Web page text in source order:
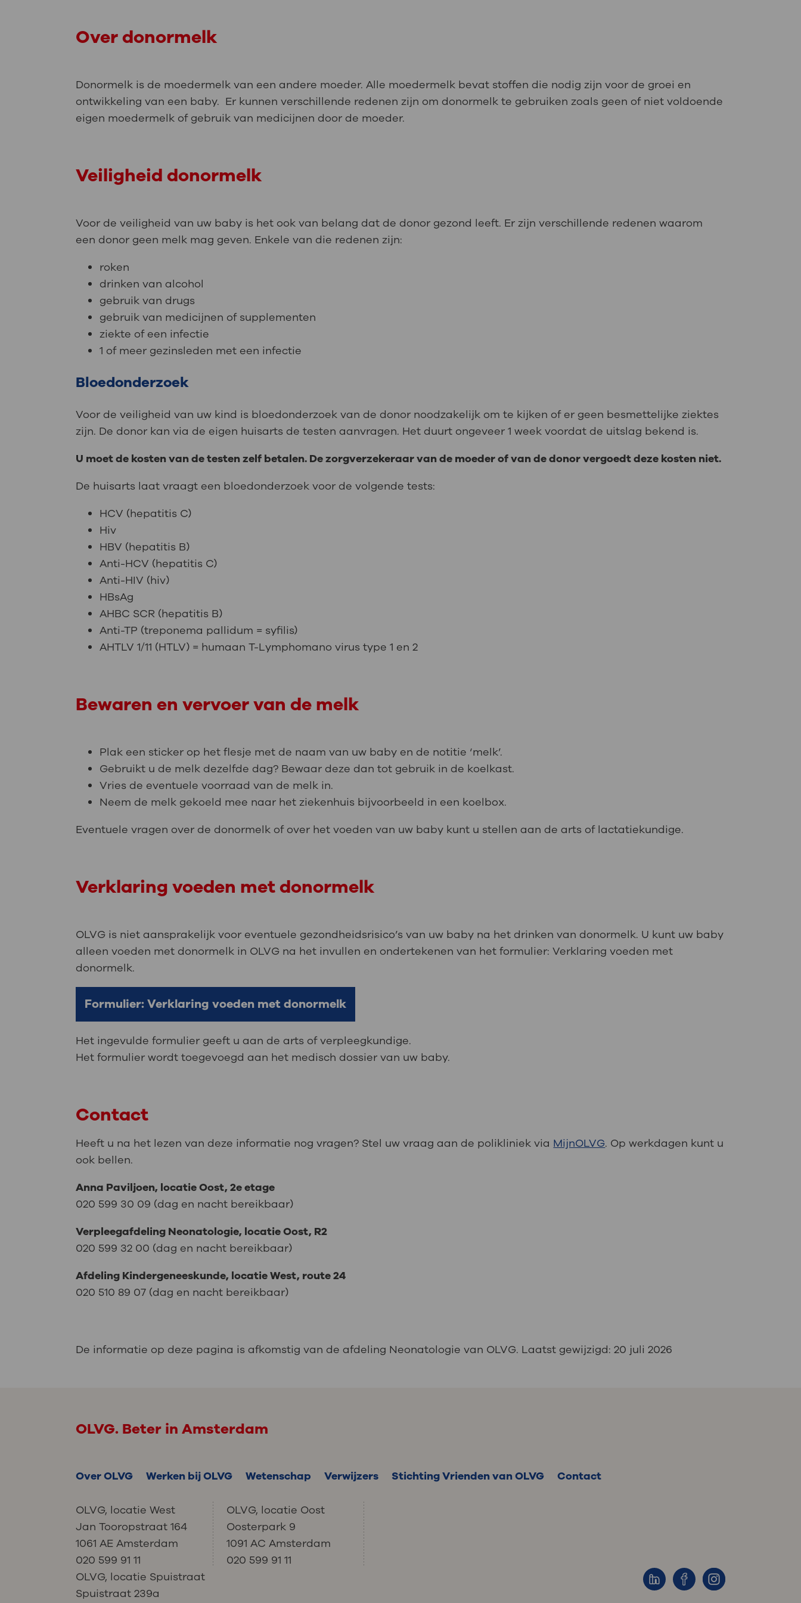
Over donormelk
Donormelk is de moedermelk van een andere moeder. Alle moedermelk bevat stoffen die nodig zijn voor de groei en
ontwikkeling van een baby. Er kunnen verschillende redenen zijn om donormelk te gebruiken zoals geen of niet voldoende
eigen moedermelk of gebruik van medicijnen door de moeder.
Veiligheid donormelk
Voor de veiligheid van uw baby is het ook van belang dat de donor gezond leeft. Er zijn verschillende redenen waarom
een donor geen melk mag geven. Enkele van die redenen zijn:
roken
drinken van alcohol
gebruik van drugs
gebruik van medicijnen of supplementen
ziekte of een infectie
1 of meer gezinsleden met een infectie
Bloedonderzoek
Voor de veiligheid van uw kind is bloedonderzoek van de donor noodzakelijk om te kijken of er geen besmettelijke ziektes
zijn. De donor kan via de eigen huisarts de testen aanvragen. Het duurt ongeveer 1 week voordat de uitslag bekend is.
U moet de kosten van de testen zelf betalen. De zorgverzekeraar van de moeder of van de donor vergoedt deze kosten niet.
De huisarts laat vraagt een bloedonderzoek voor de volgende tests:
HCV (hepatitis C)
Hiv
HBV (hepatitis B)
Anti-HCV (hepatitis C)
Anti-HIV (hiv)
HBsAg
AHBC SCR (hepatitis B)
Anti-TP (treponema pallidum = syfilis)
AHTLV 1/11 (HTLV) = humaan T-Lymphomano virus type 1 en 2
Bewaren en vervoer van de melk
Plak een sticker op het flesje met de naam van uw baby en de notitie ‘melk’.
Gebruikt u de melk dezelfde dag? Bewaar deze dan tot gebruik in de koelkast.
Vries de eventuele voorraad van de melk in.
Neem de melk gekoeld mee naar het ziekenhuis bijvoorbeeld in een koelbox.
Eventuele vragen over de donormelk of over het voeden van uw baby kunt u stellen aan de arts of lactatiekundige.
Verklaring voeden met donormelk
OLVG is niet aansprakelijk voor eventuele gezondheidsrisico’s van uw baby na het drinken van donormelk. U kunt uw baby
alleen voeden met donormelk in OLVG na het invullen en ondertekenen van het formulier: Verklaring voeden met
donormelk.
Formulier: Verklaring voeden met donormelk
Het ingevulde formulier geeft u aan de arts of verpleegkundige.
Het formulier wordt toegevoegd aan het medisch dossier van uw baby.
Contact
Heeft u na het lezen van deze informatie nog vragen? Stel uw vraag aan de polikliniek via MijnOLVG. Op werkdagen kunt u
ook bellen.
Anna Paviljoen, locatie Oost, 2e etage
020 599 30 09 (dag en nacht bereikbaar)
Verpleegafdeling Neonatologie, locatie Oost, R2
020 599 32 00 (dag en nacht bereikbaar)
Afdeling Kindergeneeskunde, locatie West, route 24
020 510 89 07 (dag en nacht bereikbaar)
De informatie op deze pagina is afkomstig van de afdeling Neonatologie van OLVG. Laatst gewijzigd:20 juli 2026
OLVG. Beter in Amsterdam
Over OLVG Werken bij OLVG Wetenschap Verwijzers Stichting Vrienden van OLVG Contact
OLVG, locatie West
Jan Tooropstraat 164
1061 AE Amsterdam
020 599 91 11
OLVG, locatie Oost
Oosterpark 9
1091 AC Amsterdam
020 599 91 11
OLVG, locatie Spuistraat
Spuistraat 239a